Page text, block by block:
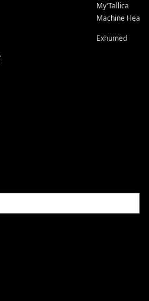
My'Tallica
Machine Head
Exhumed